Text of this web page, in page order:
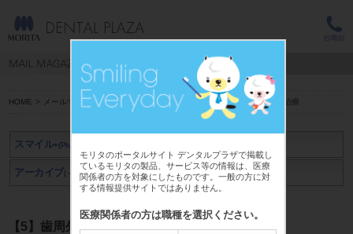
モリタのポータルサイト デンタルプラザで掲載し
ているモリタの製品、サービス等の情報は、医療
関係者の方を対象にしたものです。一般の方に対
する情報提供サイトではありません。
医療関係者の方は職種を選択ください。
HOME > メールマガジン スマイル+(Plus) 牧草 一人 先生>【5】歯周外科治療
スマイル+(Plus)
アーカイブ(～2019年3月) アーカイブ(2019年4月～)
【5】歯周外科治療